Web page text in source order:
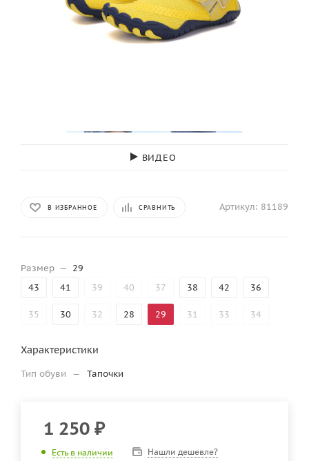
ВИДЕО
В ИЗБРАННОЕ СРАВНИТЬ Артикул: 81189
Размер — 29
43
41 39 40 37 38 42 36
35 30 32 28 29 31 33 34
Характеристики
Тип обуви — Тапочки
1 250 ₽
Есть в наличии Нашли дешевле?